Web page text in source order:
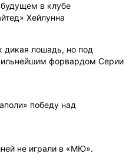
в клубе
Хейлунна
дикая лошадь, но под
форвардом Серии
победу над
не играли в «МЮ».